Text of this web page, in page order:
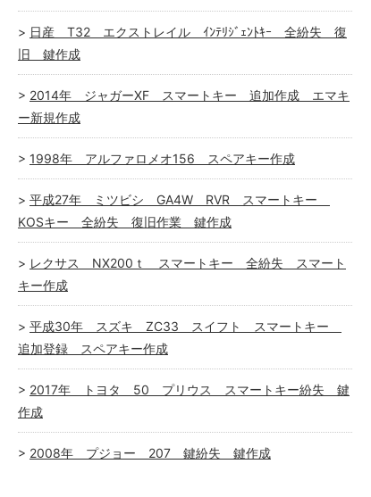
日産 T32 エクストレイル ｲﾝﾃﾘｼﾞｪﾝﾄｷｰ 全紛失 復
旧 鍵作成
2014年 ジャガーXF スマートキー 追加作成 エマキ
ー新規作成
1998年 アルファロメオ156 スペアキー作成
平成27年 ミツビシ GA4W RVR スマートキー
KOSキー 全紛失 復旧作業 鍵作成
レクサス NX200ｔ スマートキー 全紛失 スマート
キー作成
平成30年 スズキ ZC33 スイフト スマートキー
追加登録 スペアキー作成
2017年 トヨタ 50 プリウス スマートキー紛失 鍵
作成
2008年 プジョー 207 鍵紛失 鍵作成